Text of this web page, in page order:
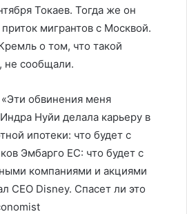
Токаев. Тогда же он
мигрантов с Москвой.
о том, что такой
не сообщали.
обвинения меня
Нуйи делала карьеру в
ипотеки: что будет с
Эмбарго ЕС: что будет с
компаниями и акциями
CEO Disney. Спасет ли это